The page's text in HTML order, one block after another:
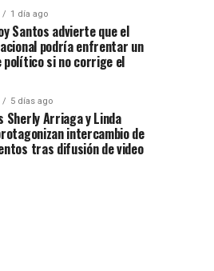
1 día ago
Santos advierte que el
podría enfrentar un
político si no corrige el
5 días ago
Sherly Arriaga y Linda
intercambio de
tras difusión de video